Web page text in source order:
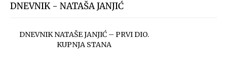
DNEVNIK - NATAŠA JANJIĆ
DNEVNIK NATAŠE JANJIĆ – PRVI DIO.
KUPNJA STANA